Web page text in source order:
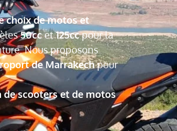
choix de motos et
50ccet125ccpour la
Nous proposons
de Marrakechpour
scooters et de motos